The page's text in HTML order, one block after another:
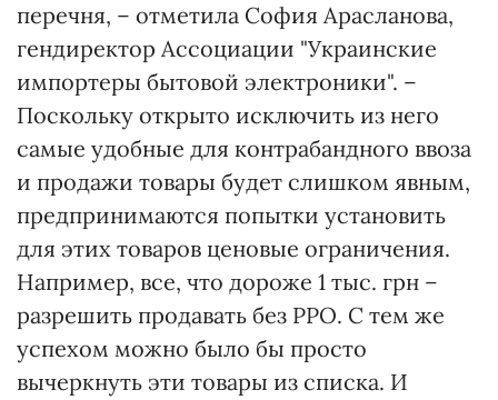
перечня, – отметила София Арасланова,
гендиректор Ассоциации "Украинские
импортеры бытовой электроники". –
Поскольку открыто исключить из него
самые удобные для контрабандного ввоза
и продажи товары будет слишком явным,
предпринимаются попытки установить
для этих товаров ценовые ограничения.
Например, все, что дороже 1 тыс. грн –
разрешить продавать без РРО. С тем же
успехом можно было бы просто
вычеркнуть эти товары из списка. И